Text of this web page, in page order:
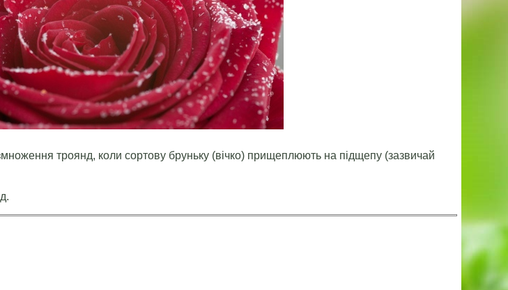
троянд, коли сортову бруньку (вічко) прищеплюють на підщепу (зазвичай